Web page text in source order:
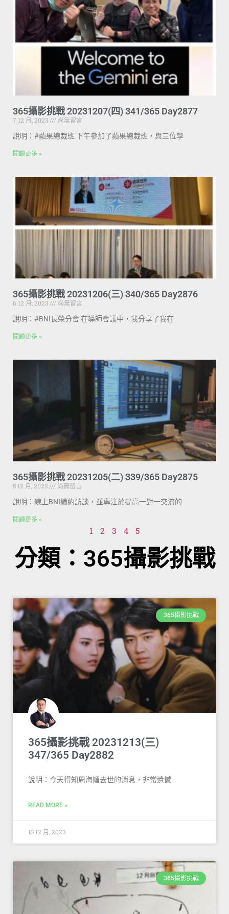
365攝影挑戰 20231207(四) 341/365 Day2877
7 12 月, 2023
尚無留言
說明：#蘋果總裁班 下午參加了蘋果總裁班，與三位學
閱讀更多 »
365攝影挑戰 20231206(三) 340/365 Day2876
6 12 月, 2023
尚無留言
說明：#BNI長榮分會 在導師會議中，我分享了我在
閱讀更多 »
365攝影挑戰 20231205(二) 339/365 Day2875
5 12 月, 2023
尚無留言
說明：線上BNI續約訪談，並專注於提高一對一交流的
閱讀更多 »
1 2 3 4 5
分類：365攝影挑戰
365攝影挑戰
365攝影挑戰 20231213(三)
347/365 Day2882
說明：今天得知周海媚去世的消息，非常遺憾
READ MORE »
13 12 月, 2023
365攝影挑戰